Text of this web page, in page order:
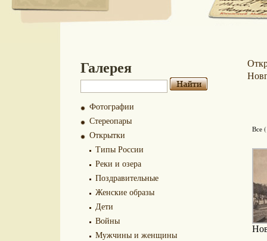
Галерея
Фотографии
Стереопары
Открытки
Типы России
Реки и озера
Поздравительные
Женские образы
Дети
Войны
Мужчины и женщины
Все